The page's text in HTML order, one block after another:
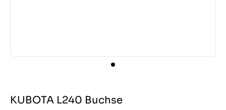
KUBOTA L240 Buchse